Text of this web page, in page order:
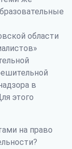
области
в
этого
на право